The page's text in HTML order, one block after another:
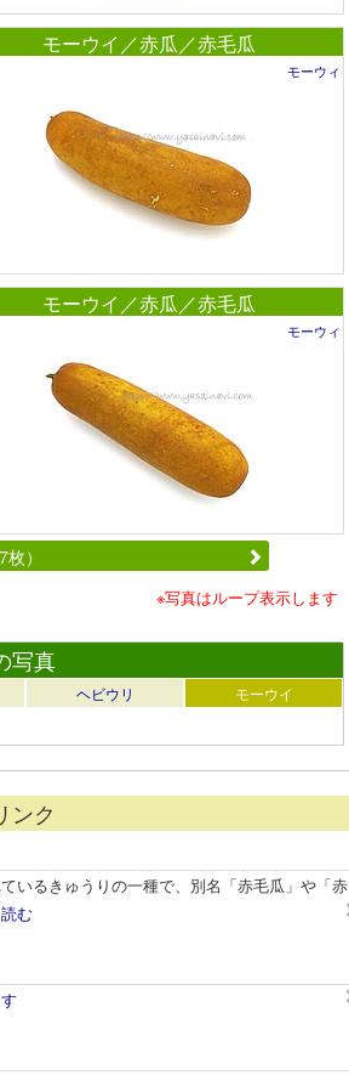
モーウイ／赤瓜／赤毛瓜
モーウィ
モーウイ／赤瓜／赤毛瓜
モーウィ
）
※写真はループ表示します
写真
ヘビウリ
モーウイ
ンク
いるきゅうりの一種で、別名「赤毛瓜」や「赤
む